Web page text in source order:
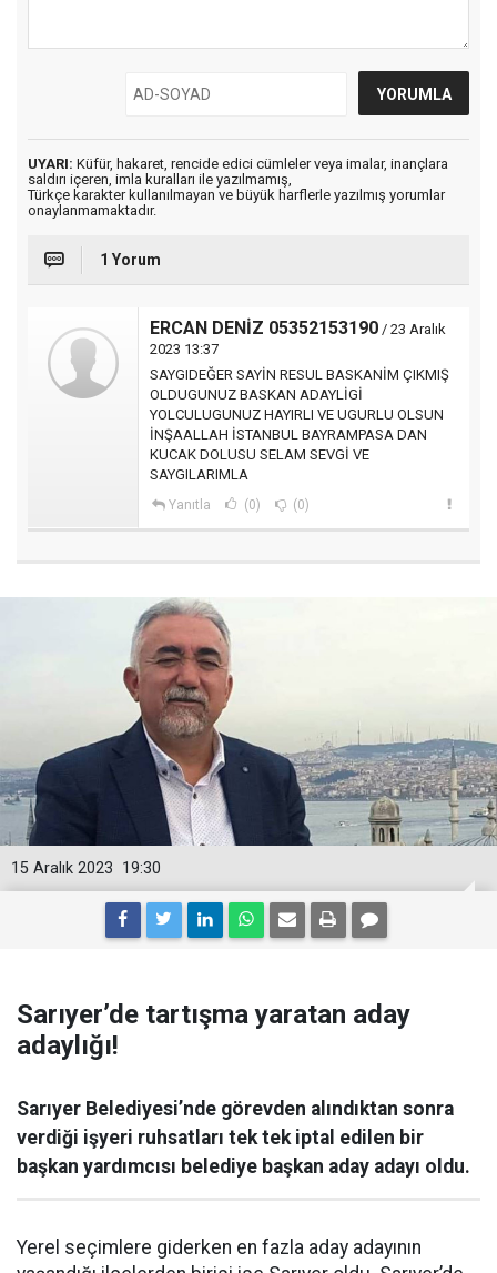
UYARI: Küfür, hakaret, rencide edici cümleler veya imalar, inançlara
saldırı içeren, imla kuralları ile yazılmamış,
Türkçe karakter kullanılmayan ve büyük harflerle yazılmış yorumlar
onaylanmamaktadır.
1 Yorum
ERCAN DENİZ 05352153190 / 23 Aralık
2023 13:37
SAYGIDEĞER SAYİN RESUL BASKANİM ÇIKMIŞ
OLDUGUNUZ BASKAN ADAYLİGİ
YOLCULUGUNUZ HAYIRLI VE UGURLU OLSUN
İNŞAALLAH İSTANBUL BAYRAMPASA DAN
KUCAK DOLUSU SELAM SEVGİ VE
SAYGILARIMLA
Yanıtla (0) (0)
19:30
15 Aralık 2023
Sarıyer’de tartışma yaratan aday
adaylığı!
Sarıyer Belediyesi’nde görevden alındıktan sonra
verdiği işyeri ruhsatları tek tek iptal edilen bir
başkan yardımcısı belediye başkan aday adayı oldu.
Yerel seçimlere giderken en fazla aday adayının